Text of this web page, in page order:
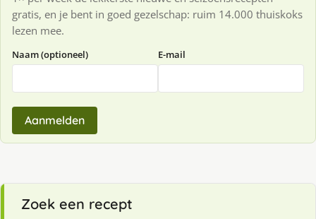
gratis, en je bent in goed gezelschap: ruim 14.000 thuiskoks
lezen mee.
Naam (optioneel) E-mail
Aanmelden
Zoek een recept